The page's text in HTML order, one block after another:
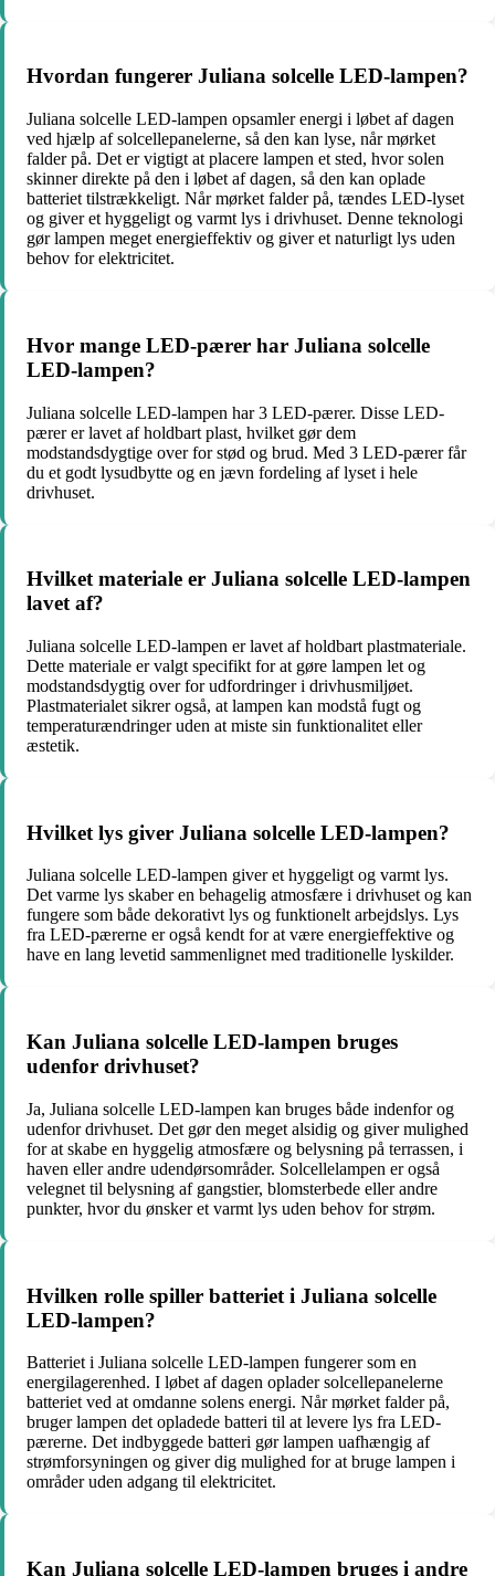
Hvordan fungerer Juliana solcelle LED-lampen?
Juliana solcelle LED-lampen opsamler energi i løbet af dagen
ved hjælp af solcellepanelerne, så den kan lyse, når mørket
falder på. Det er vigtigt at placere lampen et sted, hvor solen
skinner direkte på den i løbet af dagen, så den kan oplade
batteriet tilstrækkeligt. Når mørket falder på, tændes LED-lyset
og giver et hyggeligt og varmt lys i drivhuset. Denne teknologi
gør lampen meget energieffektiv og giver et naturligt lys uden
behov for elektricitet.
Hvor mange LED-pærer har Juliana solcelle
LED-lampen?
Juliana solcelle LED-lampen har 3 LED-pærer. Disse LED-
pærer er lavet af holdbart plast, hvilket gør dem
modstandsdygtige over for stød og brud. Med 3 LED-pærer får
du et godt lysudbytte og en jævn fordeling af lyset i hele
drivhuset.
Hvilket materiale er Juliana solcelle LED-lampen
lavet af?
Juliana solcelle LED-lampen er lavet af holdbart plastmateriale.
Dette materiale er valgt specifikt for at gøre lampen let og
modstandsdygtig over for udfordringer i drivhusmiljøet.
Plastmaterialet sikrer også, at lampen kan modstå fugt og
temperaturændringer uden at miste sin funktionalitet eller
æstetik.
Hvilket lys giver Juliana solcelle LED-lampen?
Juliana solcelle LED-lampen giver et hyggeligt og varmt lys.
Det varme lys skaber en behagelig atmosfære i drivhuset og kan
fungere som både dekorativt lys og funktionelt arbejdslys. Lys
fra LED-pærerne er også kendt for at være energieffektive og
have en lang levetid sammenlignet med traditionelle lyskilder.
Kan Juliana solcelle LED-lampen bruges
udenfor drivhuset?
Ja, Juliana solcelle LED-lampen kan bruges både indenfor og
udenfor drivhuset. Det gør den meget alsidig og giver mulighed
for at skabe en hyggelig atmosfære og belysning på terrassen, i
haven eller andre udendørsområder. Solcellelampen er også
velegnet til belysning af gangstier, blomsterbede eller andre
punkter, hvor du ønsker et varmt lys uden behov for strøm.
Hvilken rolle spiller batteriet i Juliana solcelle
LED-lampen?
Batteriet i Juliana solcelle LED-lampen fungerer som en
energilagerenhed. I løbet af dagen oplader solcellepanelerne
batteriet ved at omdanne solens energi. Når mørket falder på,
bruger lampen det opladede batteri til at levere lys fra LED-
pærerne. Det indbyggede batteri gør lampen uafhængig af
strømforsyningen og giver dig mulighed for at bruge lampen i
områder uden adgang til elektricitet.
Kan Juliana solcelle LED-lampen bruges i andre